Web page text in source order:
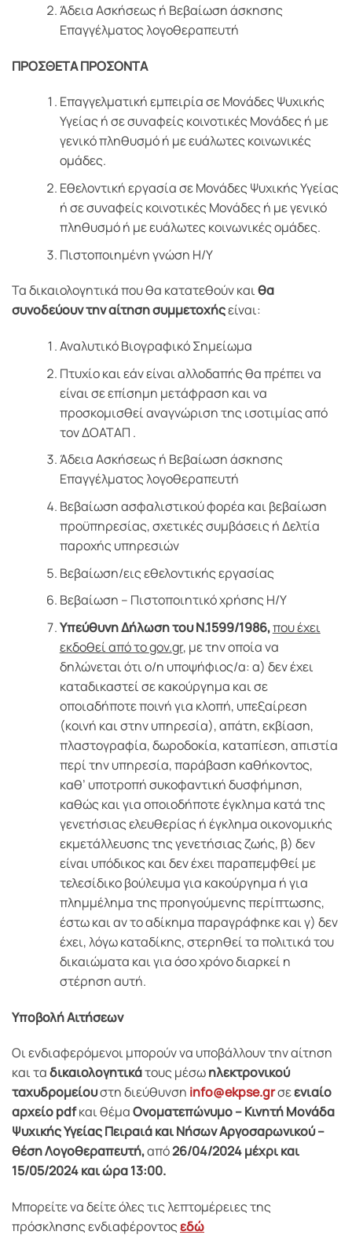
Άδεια Ασκήσεως ή Βεβαίωση άσκησης
Επαγγέλματος λογοθεραπευτή
ΠΡΟΣΘΕΤΑ ΠΡΟΣΟΝΤΑ
Επαγγελματική εμπειρία σε Μονάδες Ψυχικής
Υγείας ή σε συναφείς κοινοτικές Μονάδες ή με
γενικό πληθυσμό ή με ευάλωτες κοινωνικές
ομάδες.
Εθελοντική εργασία σε Μονάδες Ψυχικής Υγείας
ή σε συναφείς κοινοτικές Μονάδες ή με γενικό
πληθυσμό ή με ευάλωτες κοινωνικές ομάδες.
Πιστοποιημένη γνώση Η/Υ
Τα δικαιολογητικά που θα κατατεθούν καιθα
συνοδεύουν την αίτηση συμμετοχήςείναι:
Αναλυτικό Βιογραφικό Σημείωμα
Πτυχίο και εάν είναι αλλοδαπής θα πρέπει να
είναι σε επίσημη μετάφραση και να
προσκομισθεί αναγνώριση της ισοτιμίας από
τον ΔΟΑΤΑΠ .
Άδεια Ασκήσεως ή Βεβαίωση άσκησης
Επαγγέλματος λογοθεραπευτή
Βεβαίωση ασφαλιστικού φορέα και βεβαίωση
προϋπηρεσίας, σχετικές συμβάσεις ή Δελτία
παροχής υπηρεσιών
Βεβαίωση/εις εθελοντικής εργασίας
Βεβαίωση – Πιστοποιητικό χρήσης Η/Υ
Υπεύθυνη Δήλωση του Ν.1599/1986,που έχει
εκδοθεί από τοgov.gr, με την οποία να
δηλώνεται ότι ο/η υποψήφιος/α: α) δεν έχει
καταδικαστεί σε κακούργημα και σε
οποιαδήποτε ποινή για κλοπή, υπεξαίρεση
(κοινή και στην υπηρεσία), απάτη, εκβίαση,
πλαστογραφία, δωροδοκία, καταπίεση, απιστία
περί την υπηρεσία, παράβαση καθήκοντος,
καθ’ υποτροπή συκοφαντική δυσφήμηση,
καθώς και για οποιοδήποτε έγκλημα κατά της
γενετήσιας ελευθερίας ή έγκλημα οικονομικής
εκμετάλλευσης της γενετήσιας ζωής, β) δεν
είναι υπόδικος και δεν έχει παραπεμφθεί με
τελεσίδικο βούλευμα για κακούργημα ή για
πλημμέλημα της προηγούμενης περίπτωσης,
έστω και αν το αδίκημα παραγράφηκε και γ) δεν
έχει, λόγω καταδίκης, στερηθεί τα πολιτικά του
δικαιώματα και για όσο χρόνο διαρκεί η
στέρηση αυτή.
Υποβολή Αιτήσεων
Οι ενδιαφερόμενοι μπορούν να υποβάλλουν την αίτηση
και ταδικαιολογητικάτους μέσωηλεκτρονικού
ταχυδρομείουστη διεύθυνση info@ekpse.grσεενιαίο
αρχείοpdfκαι θέμαΟνοματεπώνυμο – Κινητή Μονάδα
Ψυχικής Υγείας Πειραιά και Νήσων Αργοσαρωνικού –
θέση Λογοθεραπευτή,από26/04/2024 μέχρι και
15/05/2024 και ώρα 13:00.
Μπορείτε να δείτε όλες τις λεπτομέρειες της
πρόσκλησης ενδιαφέροντοςεδώ